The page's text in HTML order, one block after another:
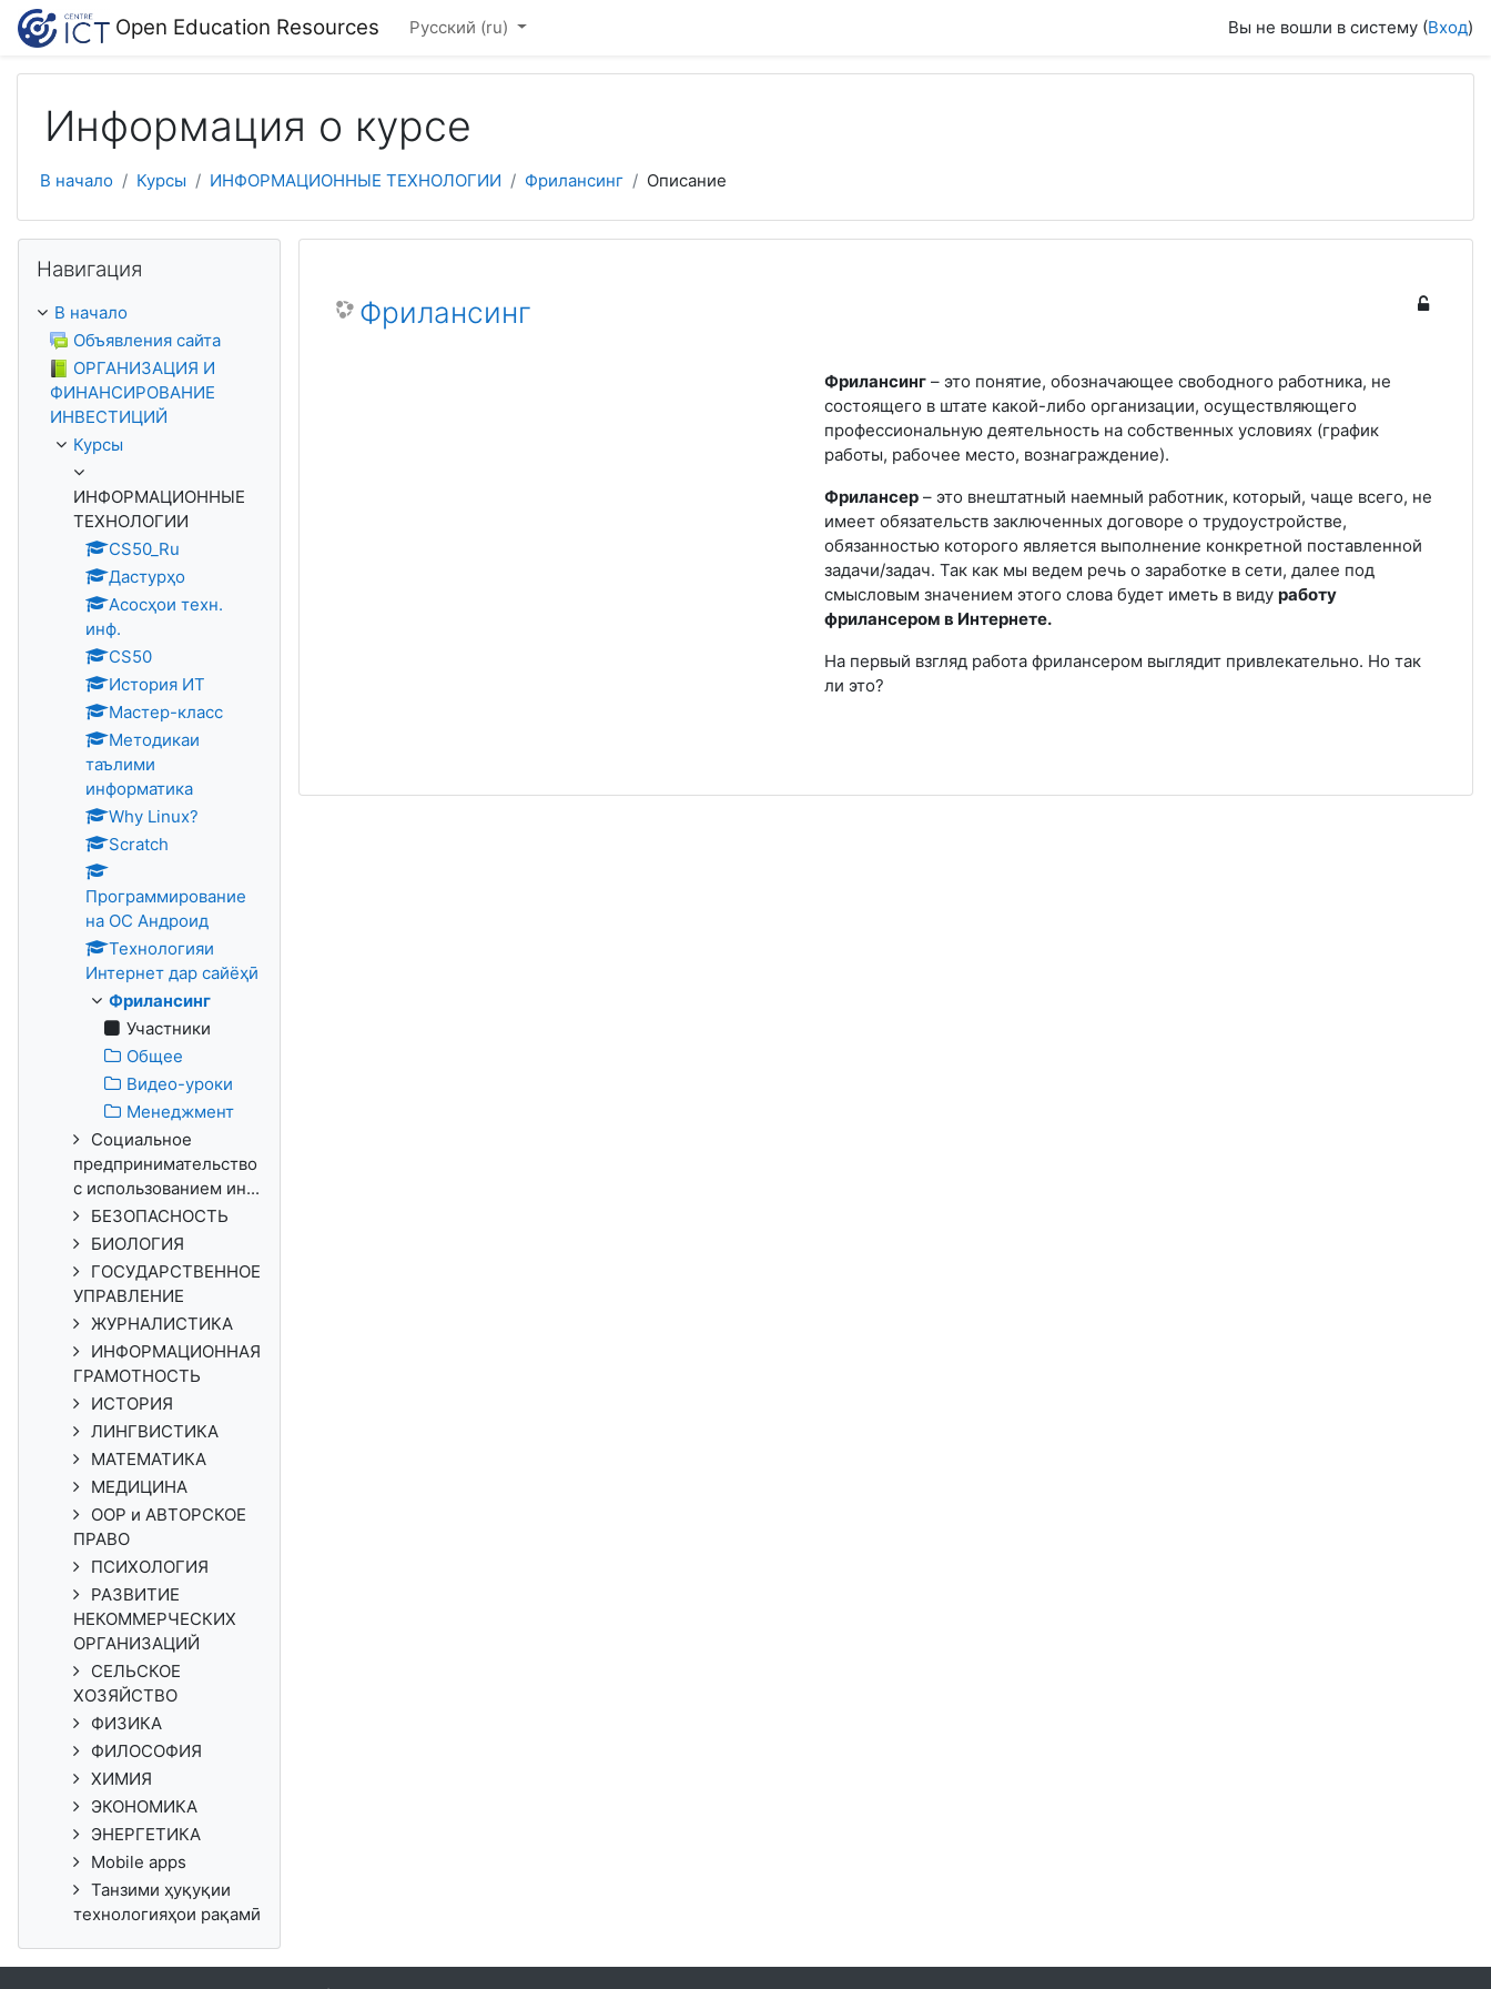
Перейти к основному содержанию
Open Education Resources Русский ‎(ru)‎ Вы не вошли в систему (Вход)
Информация о курсе
В начало Курсы ИНФОРМАЦИОННЫЕ ТЕХНОЛОГИИ Фрилансинг Описание
Фрилансинг
Фрилансинг – это понятие, обозначающее свободного работника, не
состоящего в штате какой-либо организации, осуществляющего
профессиональную деятельность на собственных условиях (график
работы, рабочее место, вознаграждение).
Фрилансер – это внештатный наемный работник, который, чаще всего, не
имеет обязательств заключенных договоре о трудоустройстве,
обязанностью которого является выполнение конкретной поставленной
задачи/задач. Так как мы ведем речь о заработке в сети, далее под
смысловым значением этого слова будет иметь в видуработу
фрилансером в Интернете.
На первый взгляд работа фрилансером выглядит привлекательно. Но так
ли это?
Навигация
В начало
Объявления сайта
ОРГАНИЗАЦИЯ И
ФИНАНСИРОВАНИЕ
ИНВЕСТИЦИЙ
Курсы
ИНФОРМАЦИОННЫЕ
ТЕХНОЛОГИИ
CS50_Ru
Дастурҳо
Асосҳои техн.
инф.
CS50
История ИТ
Мастер-класс
Методикаи
таълими
информатика
Why Linux?
Scratch
Программирование
на ОС Андроид
Технологияи
Интернет дар сайёҳӣ
Фрилансинг
Участники
Общее
Видео-уроки
Менеджмент
Социальное
предпринимательство
с использованием ин...
БЕЗОПАСНОСТЬ
БИОЛОГИЯ
ГОСУДАРСТВЕННОЕ
УПРАВЛЕНИЕ
ЖУРНАЛИСТИКА
ИНФОРМАЦИОННАЯ
ГРАМОТНОСТЬ
ИСТОРИЯ
ЛИНГВИСТИКА
МАТЕМАТИКА
МЕДИЦИНА
ООР и АВТОРСКОЕ
ПРАВО
ПСИХОЛОГИЯ
РАЗВИТИЕ
НЕКОММЕРЧЕСКИХ
ОРГАНИЗАЦИЙ
СЕЛЬСКОЕ
ХОЗЯЙСТВО
ФИЗИКА
ФИЛОСОФИЯ
ХИМИЯ
ЭКОНОМИКА
ЭНЕРГЕТИКА
Mobile apps
Танзими ҳуқуқии
технологияҳои рақамӣ